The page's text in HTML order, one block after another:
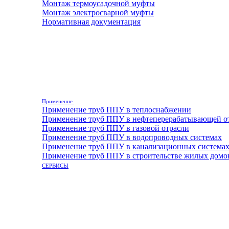
Монтаж термоусадочной муфты
Монтаж электросварной муфты
Нормативная документация
Применение
Применение труб ППУ в теплоснабжении
Применение труб ППУ в нефтеперерабатывающей
Применение труб ППУ в газовой отрасли
Применение труб ППУ в водопроводных системах
Применение труб ППУ в канализационных системах
Применение труб ППУ в строительстве жилых
СЕРВИСЫ